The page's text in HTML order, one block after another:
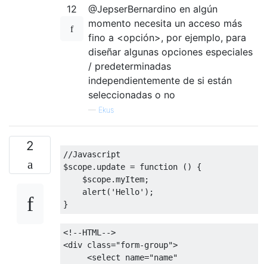
12
@JepserBernardino en algún
momento necesita un acceso más
fino a <opción>, por ejemplo, para
diseñar algunas opciones especiales
/ predeterminadas
independientemente de si están
seleccionadas o no
— Ekus
2
//Javascript
$scope. update = function ()
{
    $scope
.myItem;
    alert
( 'Hello' );
}
<!--HTML-->
<div class="form-group">
<select
name="name"